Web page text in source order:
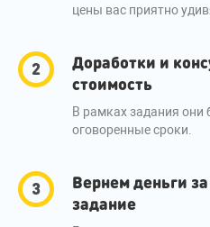
цены вас приятно
Доработки и
стоимость
В рамках задания
оговоренные сроки.
Вернем деньги
задание